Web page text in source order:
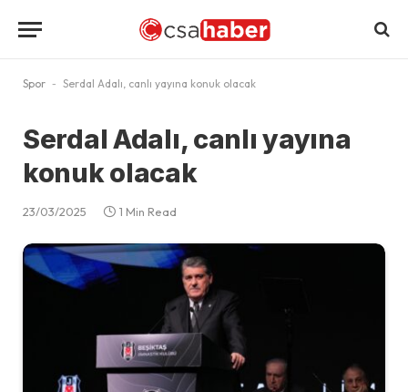
Spor - Serdal Adalı, canlı yayına konuk olacak
Serdal Adalı, canlı yayına
konuk olacak
23/03/2025 1 Min Read